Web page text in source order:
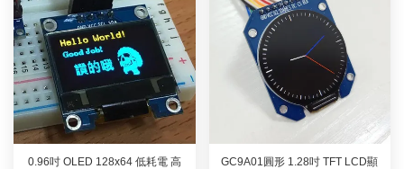
0.96吋 OLED 128x64 低耗電 高
GC9A01圓形 1.28吋 TFT LCD顯